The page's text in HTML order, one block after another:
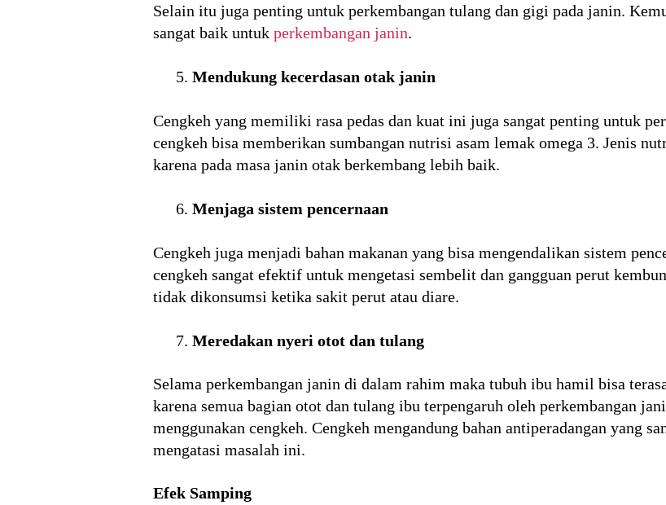
Selain itu juga penting untuk perkembangan tulang dan gigi pada janin.
sangat baik untuk perkembangan janin.
Mendukung kecerdasan otak janin
Cengkeh yang memiliki rasa pedas dan kuat ini juga sangat penting untuk
cengkeh bisa memberikan sumbangan nutrisi asam lemak omega 3. Jenis
karena pada masa janin otak berkembang lebih baik.
Menjaga sistem pencernaan
Cengkeh juga menjadi bahan makanan yang bisa mengendalikan sistem
cengkeh sangat efektif untuk mengetasi sembelit dan gangguan perut
tidak dikonsumsi ketika sakit perut atau diare.
Meredakan nyeri otot dan tulang
Selama perkembangan janin di dalam rahim maka tubuh ibu hamil bisa
karena semua bagian otot dan tulang ibu terpengaruh oleh perkembangan
menggunakan cengkeh. Cengkeh mengandung bahan antiperadangan yang
mengatasi masalah ini.
Efek Samping